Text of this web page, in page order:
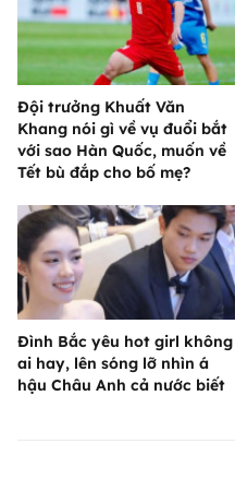
Đội trưởng Khuất Văn
Khang nói gì về vụ đuổi bắt
với sao Hàn Quốc, muốn về
Tết bù đắp cho bố mẹ?
Đình Bắc yêu hot girl không
ai hay, lên sóng lỡ nhìn á
hậu Châu Anh cả nước biết